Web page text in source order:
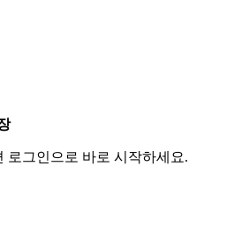
로그인으로 바로 시작하세요.